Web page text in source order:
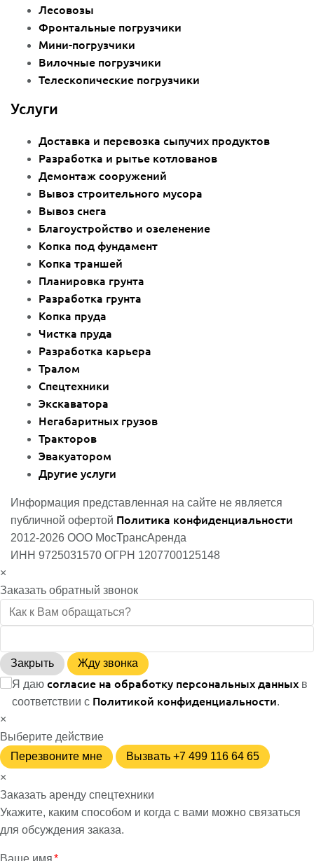
Лесовозы
Фронтальные погрузчики
Мини-погрузчики
Вилочные погрузчики
Телескопические погрузчики
Услуги
Доставка и перевозка сыпучих продуктов
Разработка и рытье котлованов
Демонтаж сооружений
Вывоз строительного мусора
Вывоз снега
Благоустройство и озеленение
Копка под фундамент
Копка траншей
Планировка грунта
Разработка грунта
Копка пруда
Чистка пруда
Разработка карьера
Тралом
Спецтехники
Экскаватора
Негабаритных грузов
Тракторов
Эвакуатором
Другие услуги
Информация представленная на сайте не является
публичной офертой Политика конфиденциальности
2012-2026 ООО МосТрансАренда
ИНН 9725031570 ОГРН 1207700125148
×
Заказать обратный звонок
Закрыть
Жду звонка
Я даю согласие на обработку персональных данных в
соответствии с Политикой конфиденциальности.
×
Выберите действие
Перезвоните мне
Вызвать +7 499 116 64 65
×
Заказать аренду спецтехники
Укажите, каким способом и когда с вами можно связаться
для обсуждения заказа.